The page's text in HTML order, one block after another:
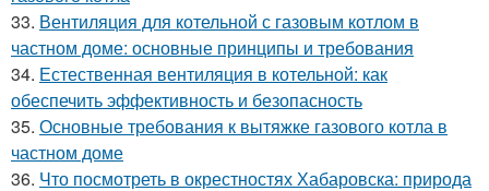
33. Вентиляция для котельной с газовым котлом в
частном доме: основные принципы и требования
34. Естественная вентиляция в котельной: как
обеспечить эффективность и безопасность
35. Основные требования к вытяжке газового котла в
частном доме
36. Что посмотреть в окрестностях Хабаровска: природа